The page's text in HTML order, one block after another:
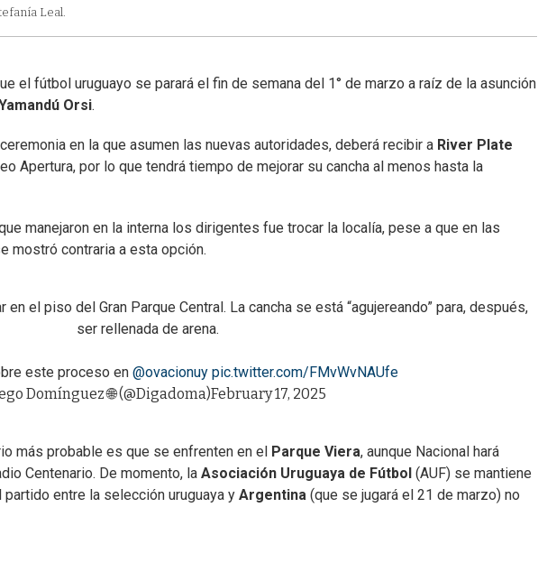
Leal.
el fútbol uruguayo se parará el fin de semana del 1° de marzo a raíz de la asunción
Orsi.
en la que asumen las nuevas autoridades, deberá recibir a River Plate
Apertura, por lo que tendrá tiempo de mejorar su cancha al menos hasta la
manejaron en la interna los dirigentes fue trocar la localía, pese a que en las
mostró contraria a esta opción.
el piso del Gran Parque Central. La cancha se está “agujereando” para, después,
ser rellenada de arena.
este proceso en @ovacionuy pic.twitter.com/FMvWvNAUfe
Domínguez 🌐 (@Digadoma)February 17, 2025
más probable es que se enfrenten en el Parque Viera, aunque Nacional hará
Centenario. De momento, la Asociación Uruguaya de Fútbol (AUF) se mantiene
entre la selección uruguaya y Argentina (que se jugará el 21 de marzo) no